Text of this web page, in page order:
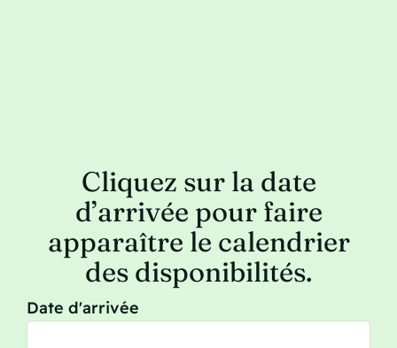
Cliquez sur la date
d’arrivée pour faire
apparaître le calendrier
des disponibilités.
Date d'arrivée